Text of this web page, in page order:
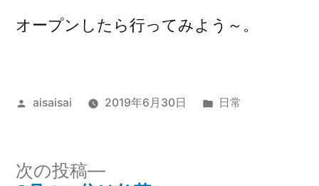
オープンしたら行ってみよう～。
投
aisaisai 2019年6月30日
カ
日常
次の投稿
次